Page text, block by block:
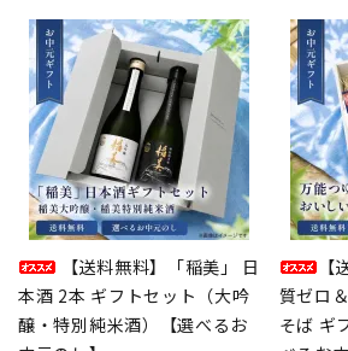
【送料無料】「稲美」 日
本酒 2本 ギフトセット（大吟
醸・特別純米酒）【選べるお
質ゼロ
そば ギ